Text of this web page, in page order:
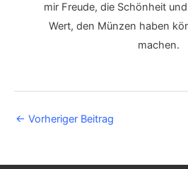
mir Freude, die Schönheit
Wert, den Münzen haben
machen.
Post
← Vorheriger Beitrag